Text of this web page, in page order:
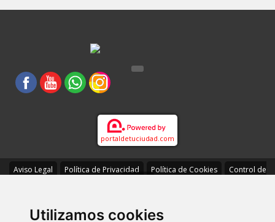
Utilizamos cookies
portaldetuciudad.com
Aviso Legal Política de Privacidad Política de Cookies
Control de